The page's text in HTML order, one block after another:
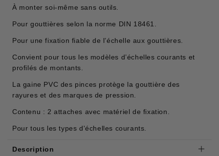
À monter soi-même sans outils.
Pour gouttières selon la norme DIN 18461.
Pour une fixation fiable de l’échelle aux gouttières.
Convient pour tous les modèles d’échelles courants et
profilés de montants.
La gaine PVC des pinces protège la gouttière des
rayures et des marques de pression.
Contenu : 2 attaches avec matériel de fixation.
Pour tous les types d'échelles courants.
Description